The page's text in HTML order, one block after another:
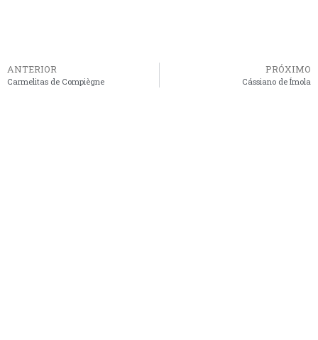
ANTERIOR
Carmelitas de Compiègne
PRÓXIMO
Cássiano de Ímola